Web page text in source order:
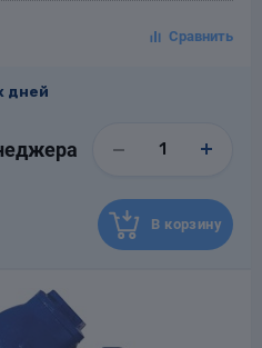
12 месяцев со дня ввода в
месяцев со дня отгрузки
потребителю
10
дней
В корзину